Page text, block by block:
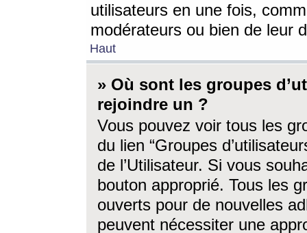
utilisateurs en une fois,
modérateurs ou bien de leur
Haut
» Où sont les groupes
rejoindre un ?
Vous pouvez voir tous les
du lien “Groupes
de l’Utilisateur. Si vous
bouton approprié. Tous les
ouverts pour de nouvelles
peuvent nécessiter une